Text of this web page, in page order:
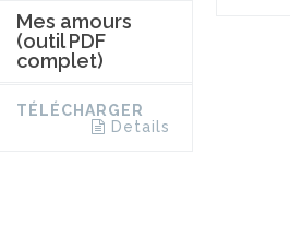
Mes amours
(outil PDF
complet)
TÉLÉCHARGER
Details